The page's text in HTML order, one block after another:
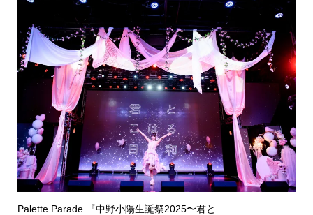
Palette Parade 『中野小陽生誕祭2025〜君と...